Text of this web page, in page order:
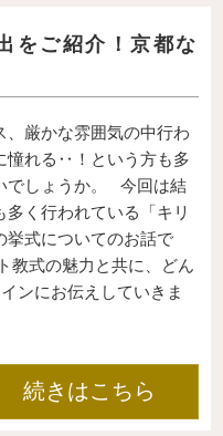
をご紹介！京都な
、厳かな雰囲気の中行わ
憧れる‥！という方も多
でしょうか。 今回は結
多く行われている「キリ
挙式についてのお話で
教式の魅力と共に、どん
ンにお伝えしていきま
続きはこちら